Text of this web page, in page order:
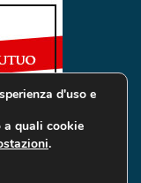
reserved |
d'uso e
a quali cookie
.